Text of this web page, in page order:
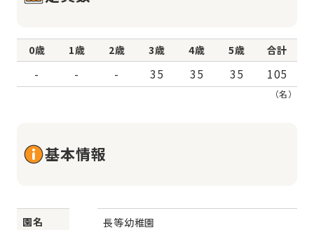
0歳 1歳 2歳 3歳 4歳 5歳 合計
- - - 35 35 35 105
（名）
基本情報
園名
長等幼稚園